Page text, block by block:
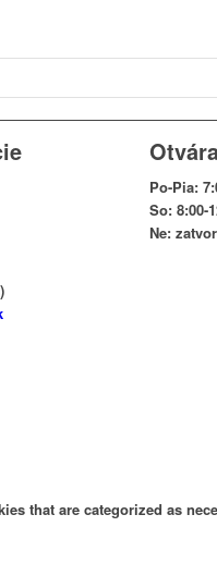
Po-Pia:
So: 8:00-
Ne:
that are categorized as